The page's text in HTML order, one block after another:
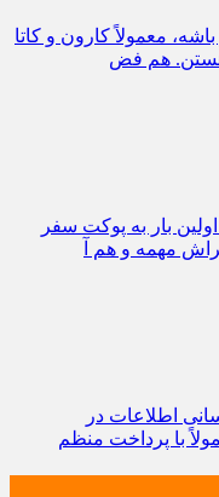
معمولاً کارون و کاتا
هستن. هم فض
بار به پوکت سفر
مهمه و هم آ
اطلاعات در
با پرداخت منظم